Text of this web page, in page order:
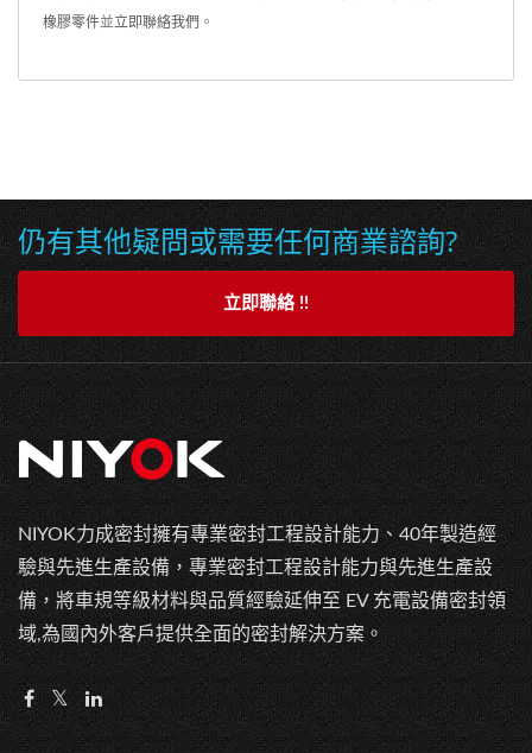
橡膠零件並立即聯絡我們 。
仍有其他疑問或需要任何商業諮詢?
立即聯絡 !!
NIYOK力成密封擁有專業密封工程設計能力、40年製造經
驗與先進生產設備，專業密封工程設計能力與先進生產設
備，將車規等級材料與品質經驗延伸至 EV 充電設備密封領
域,為國內外客戶提供全面的密封解決方案。